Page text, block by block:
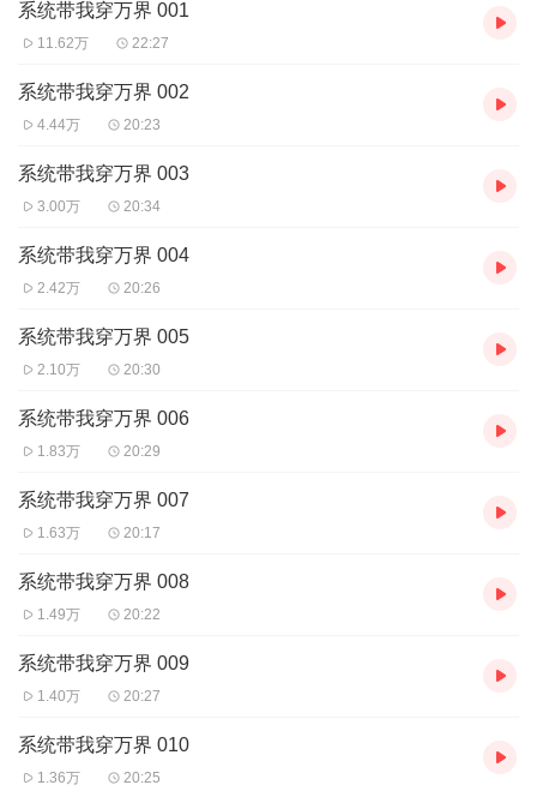
【购买须知】
1、本作品为付费有声书，前58集为免费试听，购买成功后，即可收
2、版权归原作者所有，严禁翻录成任何形式，严禁在任何第三方平
微信内使用微信支付完成购买。
【bestxmly】或搜索【喜马拉雅付费精品】来随时咨询问题，也可
系统带我穿万界 001
11.62万 22:27
系统带我穿万界 002
4.44万 20:23
系统带我穿万界 003
3.00万 20:34
系统带我穿万界 004
2.42万 20:26
系统带我穿万界 005
2.10万 20:30
系统带我穿万界 006
1.83万 20:29
系统带我穿万界 007
1.63万 20:17
系统带我穿万界 008
1.49万 20:22
系统带我穿万界 009
1.40万 20:27
系统带我穿万界 010
1.36万 20:25